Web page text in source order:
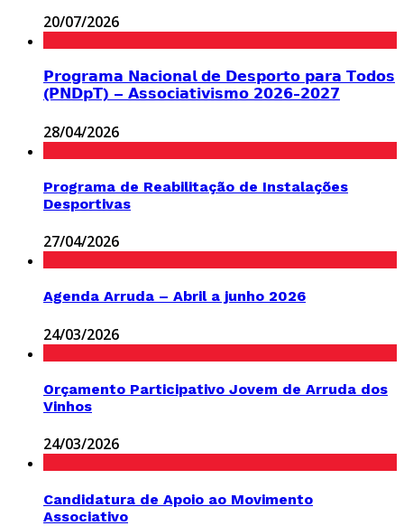
20/07/2026
𝗣𝗿𝗼𝗴𝗿𝗮𝗺𝗮 𝗡𝗮𝗰𝗶𝗼𝗻𝗮𝗹 𝗱𝗲 𝗗𝗲𝘀𝗽𝗼𝗿𝘁𝗼 𝗽𝗮𝗿𝗮 𝗧𝗼𝗱𝗼𝘀
(𝗣𝗡𝗗𝗽𝗧) – 𝗔𝘀𝘀𝗼𝗰𝗶𝗮𝘁𝗶𝘃𝗶𝘀𝗺𝗼 𝟮𝟬𝟮𝟲-𝟮𝟬𝟮𝟳
28/04/2026
Programa de Reabilitação de Instalações
Desportivas
27/04/2026
Agenda Arruda – Abril a junho 2026
24/03/2026
Orçamento Participativo Jovem de Arruda dos
Vinhos
24/03/2026
Candidatura de Apoio ao Movimento
Associativo